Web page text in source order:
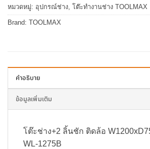
หมวดหมู่: อุปกรณ์ช่าง โต๊ะทำงานช่าง TOOLMAX
Brand: TOOLMAX
คำอธิบาย
ข้อมูลเพิ่มเติม
โต๊ะช่าง+2 ลิ้นชัก ติดล้อ
WL-1275B